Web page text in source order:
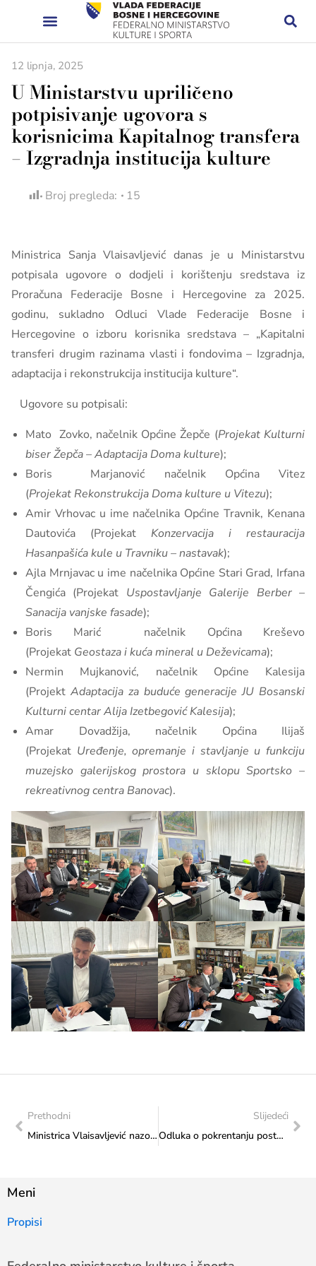
12 lipnja, 2025
U Ministarstvu upriličeno
potpisivanje ugovora s
korisnicima Kapitalnog transfera
– Izgradnja institucija kulture
Broj pregleda: 15
Ministrica Sanja Vlaisavljević danas je u Ministarstvu
potpisala ugovore o dodjeli i korištenju sredstava iz
Proračuna Federacije Bosne i Hercegovine za 2025.
godinu, sukladno Odluci Vlade Federacije Bosne i
Hercegovine o izboru korisnika sredstava – „Kapitalni
transferi drugim razinama vlasti i fondovima – Izgradnja,
adaptacija i rekonstrukcija institucija kulture“.
Ugovore su potpisali:
Mato Zovko, načelnik Općine Žepče (Projekat Kulturni
biser Žepča – Adaptacija Doma kulture);
Boris Marjanović načelnik Općina Vitez
(Projekat Rekonstrukcija Doma kulture u Vitezu);
Amir Vrhovac u ime načelnika Općine Travnik, Kenana
Dautovića (Projekat Konzervacija i restauracija
Hasanpašića kule u Travniku – nastavak);
Ajla Mrnjavac u ime načelnika Općine Stari Grad, Irfana
Čengića (Projekat Uspostavljanje Galerije Berber –
Sanacija vanjske fasade);
Boris Marić načelnik Općina Kreševo
(Projekat Geostaza i kuća mineral u Deževicama);
Nermin Mujkanović, načelnik Općine Kalesija
(Projekt Adaptacija za buduće generacije JU Bosanski
Kulturni centar Alija Izetbegović Kalesija);
Amar Dovadžija, načelnik Općina Ilijaš
(Projekat Uređenje, opremanje i stavljanje u funkciju
muzejsko galerijskog prostora u sklopu Sportsko –
rekreativnog centra Banovac).
Prethodni
Ministrica Vlaisavljević nazočila kulturnoj manifestaciji „Hercegovina u Busovači“
Slijedeći
Odluka o pokrentanju postupka javne nabave
Meni
Propisi